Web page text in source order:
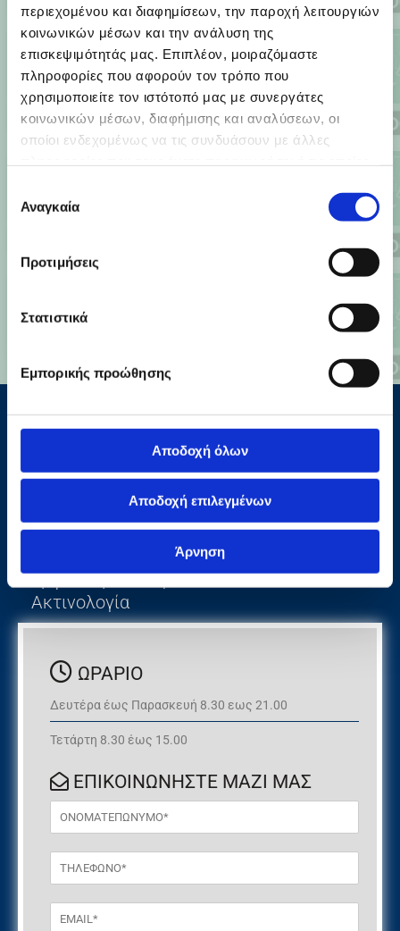
περιεχομένου και διαφημίσεων, την παροχή λειτουργιών
κοινωνικών μέσων και την ανάλυση της
επισκεψιμότητάς μας. Επιπλέον, μοιραζόμαστε
πληροφορίες που αφορούν τον τρόπο που
χρησιμοποιείτε τον ιστότοπό μας με συνεργάτες
κοινωνικών μέσων, διαφήμισης και αναλύσεων, οι
οποίοι ενδεχομένως να τις συνδυάσουν με άλλες
των υπηρεσιών τους.
συγκατάθεσης
Αναγκαία
Προτιμήσεις
Στατιστικά
Εμπορικής προώθησης
Αποδοχή όλων
Αποδοχή επιλεγμένων
Άρνηση
Οπισθοπρόσθια κάτω γνάθου
Παραρρινικών κόλπων Waters
Μετωπιαίων κόλπων και οφθαλμικών κόγχων
Βάσης κρανίου (πωγωνορινική λήψη)
Άκρας χειρός

Πέτρος Σπίνος DDS-MSc
Ειδικός Χειρουργός Στόματος
Αποκλειστική Άσκηση
Χειρουργικής Στόματος
Εμφυτευματολογία
Ακτινολογία
 ΩΡΑΡΙΟ
Δευτέρα έως Παρασκευή 8.30 εως 21.00
Τετάρτη 8.30 έως 15.00
 ΕΠΙΚΟΙΝΩΝΗΣΤΕ ΜΑΖΙ ΜΑΣ